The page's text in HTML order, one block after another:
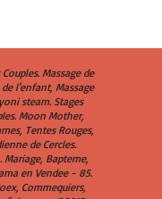
Massage de
l'enfant, Massage
steam. Stages
Moon Mother,
Tentes Rouges,
de Cercles.
Mariage, Bapteme,
en Vendee - 85.
Commequiers,